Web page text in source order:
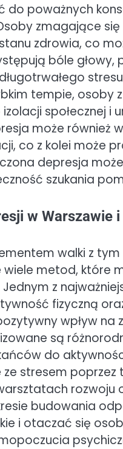
do poważnych
zmagające się
zdrowia, co
bóle głowy,
tempie, osoby
społecznej i
może również
co z kolei może
depresja
szukania
w Warszawie
walki z tym
wiele metod, które
z
fizyczną
wpływ
są
do
stresem poprzez
budowania
i otaczać się